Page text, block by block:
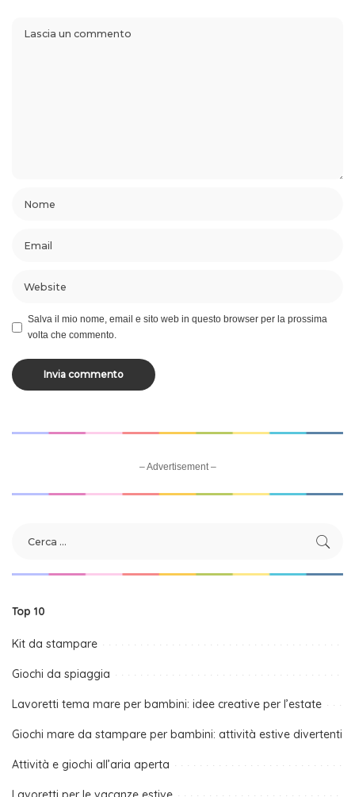
Salva il mio nome, email e sito web in questo browser per la prossima
volta che commento.
– Advertisement –
Top 10
Kit da stampare
Giochi da spiaggia
Lavoretti tema mare per bambini: idee creative per l’estate
Giochi mare da stampare per bambini: attività estive divertenti
Attività e giochi all’aria aperta